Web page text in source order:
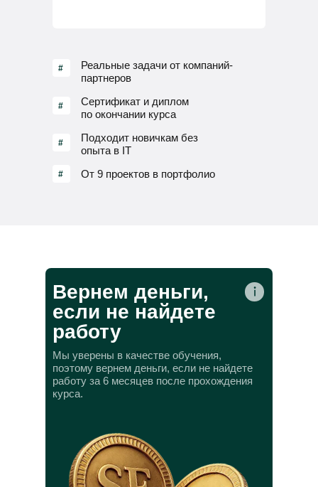
#
Реальные задачи от компаний-
партнеров
#
Сертификат и диплом
по окончании курса
#
Подходит новичкам без
опыта в IT
# От 9 проектов в портфолио
Вернем деньги,
если не найдете
работу
Мы уверены в качестве обучения,
поэтому вернем деньги, если не найдете
работу за 6 месяцев после прохождения
курса.